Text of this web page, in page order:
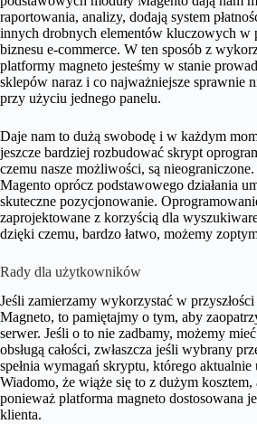
raportowania, analizy, dodają system
innych drobnych elementów kluczowych w
biznesu e-commerce. W ten sposób z
platformy magneto jesteśmy w stanie
sklepów naraz i co najważniejsze sprawnie
przy użyciu jednego panelu.
Daje nam to dużą swobodę i w każdym
jeszcze bardziej rozbudować skrypt
czemu nasze możliwości, są
Magento oprócz podstawowego działania
skuteczne pozycjonowanie.
zaprojektowane z korzyścią dla
dzięki czemu, bardzo łatwo, możemy
Rady dla użytkowników
Jeśli zamierzamy wykorzystać w
Magneto, to pamiętajmy o tym, aby
serwer. Jeśli o to nie zadbamy, możemy
obsługą całości, zwłaszcza jeśli wybrany
spełnia wymagań skryptu, którego aktualnie
Wiadomo, że wiąże się to z dużym kosztem,
ponieważ platforma magneto dostosowana
klienta.